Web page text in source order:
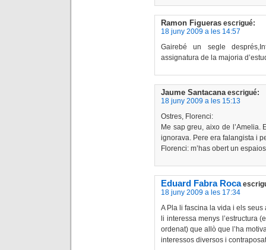
Ramon Figueras escrigué:
18 juny 2009 a les 14:57
Gairebé un segle
assignatura de la majoria
Jaume Santacana escrigué:
18 juny 2009 a les 15:13
Ostres, Florenci:
Me sap greu, aixo de l’Amelia.
ignorava. Pere era falangista i
Florenci: m’has obert un
Eduard Fabra Roca
18 juny 2009 a les 17:34
A Pla li fascina la vida i els
li interessa menys l’estructura
ordenat) que allò que l’ha
interessos diversos i